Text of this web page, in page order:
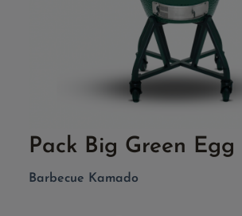
Pack Big Green
Barbecue Kamado